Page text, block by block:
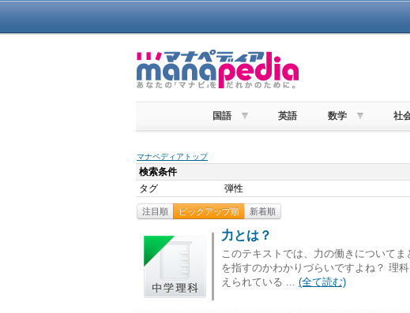
国語 英語 数学 社
マナペディアトップ
検索条件
タグ
弾性
注目順 ピックアップ順 新着順
力とは？
このテキストでは、力の働きについて
を指すのかわかりづらいですよね？ 理
えられている ... (全て読む)